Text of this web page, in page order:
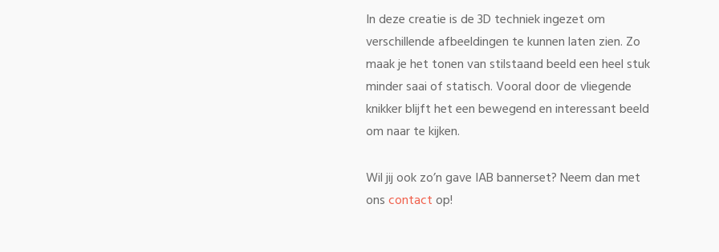
In deze creatie is de 3D techniek ingezet om
verschillende afbeeldingen te kunnen laten zien. Zo
maak je het tonen van stilstaand beeld een heel stuk
minder saai of statisch. Vooral door de vliegende
knikker blijft het een bewegend en interessant beeld
om naar te kijken.
Wil jij ook zo’n gave IAB bannerset? Neem dan met
onscontactop!